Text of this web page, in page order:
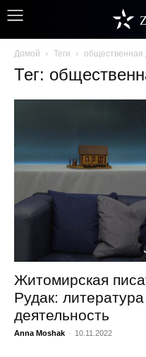
Домой Теги общественная
Тег:
Житомирская
Рудак:
деятельность
Anna Moshak - 10.11.2022